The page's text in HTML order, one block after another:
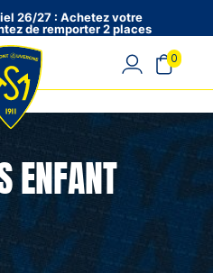
26/27 : Achetez votre
de remporter 2 places
ENFANT
0